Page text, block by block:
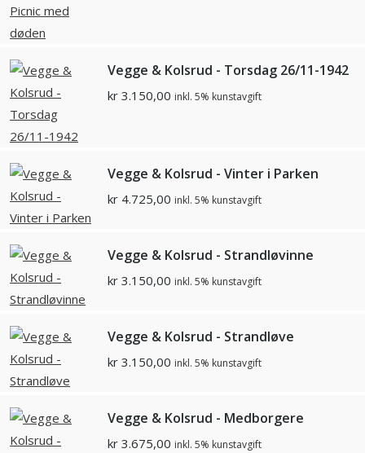
Vegge & Kolsrud - Torsdag 26/11-1942
kr 3.150,00 inkl. 5% kunstavgift
Vegge & Kolsrud - Vinter i Parken
kr 4.725,00 inkl. 5% kunstavgift
Vegge & Kolsrud - Strandløvinne
kr 3.150,00 inkl. 5% kunstavgift
Vegge & Kolsrud - Strandløve
kr 3.150,00 inkl. 5% kunstavgift
Vegge & Kolsrud - Medborgere
kr 3.675,00 inkl. 5% kunstavgift